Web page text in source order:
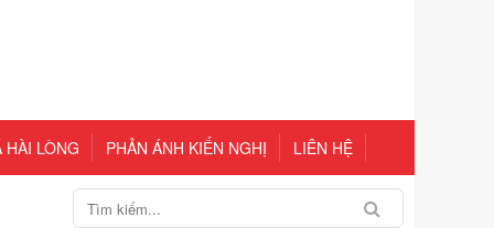
HÀI LÒNG PHẢN ÁNH KIẾN NGHỊ LIÊN HỆ